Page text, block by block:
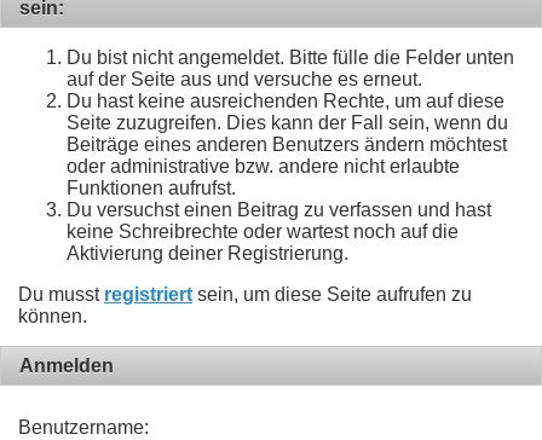
sein:
Du bist nicht angemeldet. Bitte fülle die Felder unten
auf der Seite aus und versuche es erneut.
Du hast keine ausreichenden Rechte, um auf diese
Seite zuzugreifen. Dies kann der Fall sein, wenn du
Beiträge eines anderen Benutzers ändern möchtest
oder administrative bzw. andere nicht erlaubte
Funktionen aufrufst.
Du versuchst einen Beitrag zu verfassen und hast
keine Schreibrechte oder wartest noch auf die
Aktivierung deiner Registrierung.
Du musst registriert sein, um diese Seite aufrufen zu
können.
Anmelden
Benutzername: